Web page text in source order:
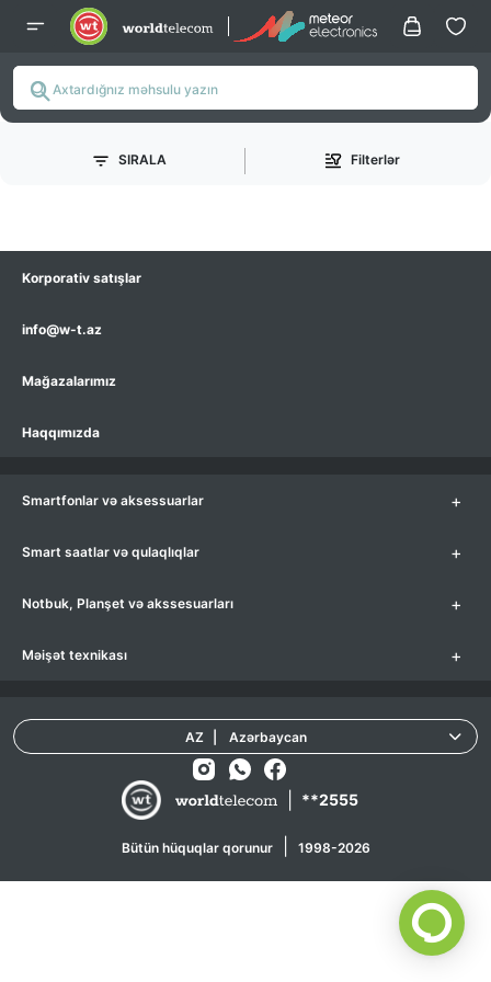
SIRALA Filterlər
Korporativ satışlar
info@w-t.az
Mağazalarımız
Haqqımızda
Smartfonlar və aksessuarlar +
Smart saatlar və qulaqlıqlar +
Notbuk, Planşet və akssesuarları +
Məişət texnikası +
**2555
Bütün hüquqlar qorunur 1998-2026
AZ Azərbaycan